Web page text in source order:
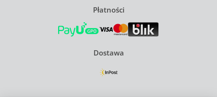
Płatności
Dostawa